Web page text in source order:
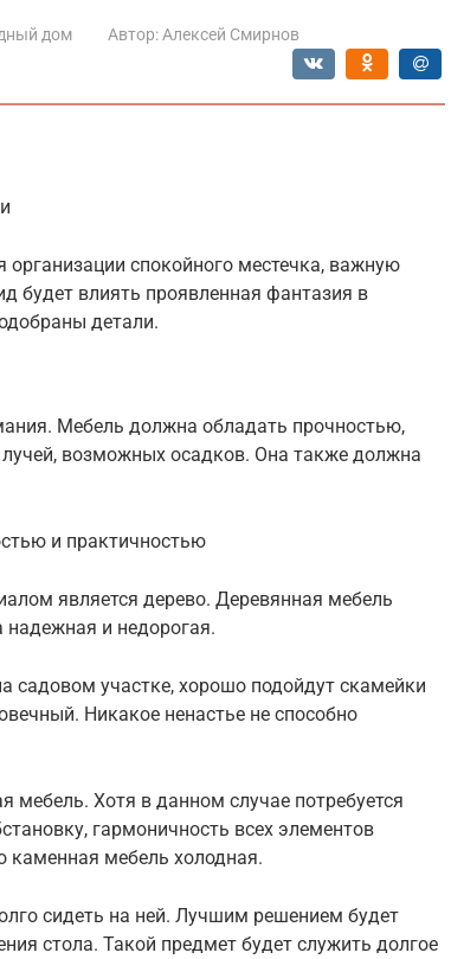
дом Автор: Алексей Смирнов
спокойного местечка, важную
будет влиять проявленная фантазия в
детали.
Мебель должна обладать прочностью,
возможных осадков. Она также должна
и практичностью
является дерево. Деревянная мебель
надежная и недорогая.
садовом участке, хорошо подойдут скамейки
Никакое ненастье не способно
мебель. Хотя в данном случае потребуется
гармоничность всех элементов
каменная мебель холодная.
сидеть на ней. Лучшим решением будет
стола. Такой предмет будет служить долгое